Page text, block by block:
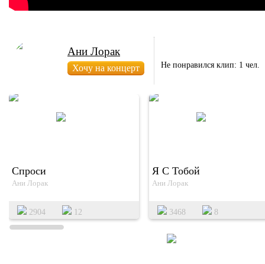
Ани Лорак
Не понравился клип: 1 чел.
Спроси
Ани Лорак
2904 12
Я С Тобой
Ани Лорак
3468 8